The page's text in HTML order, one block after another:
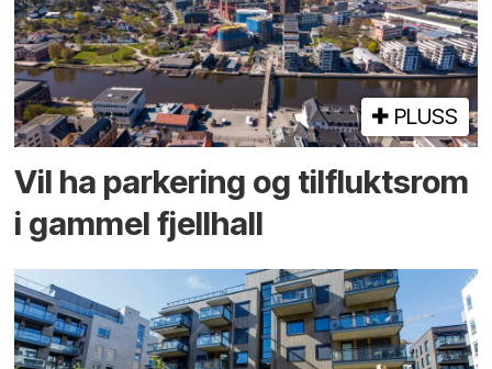
PLUSS
Vil ha parkering og tilflukts­rom
i gammel fjellhall